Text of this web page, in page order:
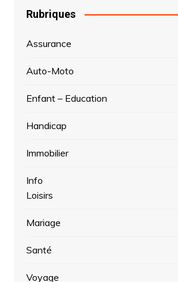
Rubriques
Assurance
Auto-Moto
Enfant – Education
Handicap
Immobilier
Info
Loisirs
Mariage
Santé
Voyage